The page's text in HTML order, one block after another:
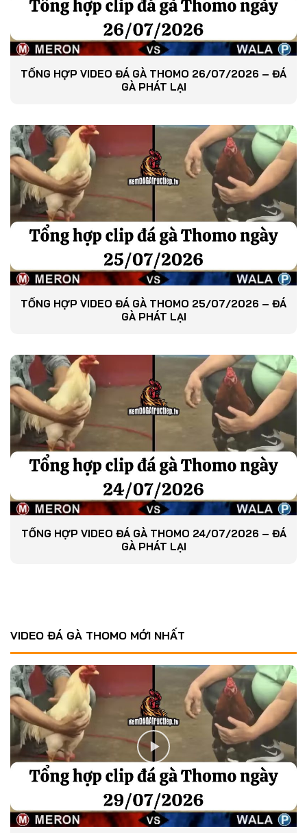
TỔNG HỢP VIDEO ĐÁ GÀ THOMO 26/07/2026 – ĐÁ
GÀ PHÁT LẠI
TỔNG HỢP VIDEO ĐÁ GÀ THOMO 25/07/2026 – ĐÁ
GÀ PHÁT LẠI
TỔNG HỢP VIDEO ĐÁ GÀ THOMO 24/07/2026 – ĐÁ
GÀ PHÁT LẠI
VIDEO ĐÁ GÀ THOMO MỚI NHẤT